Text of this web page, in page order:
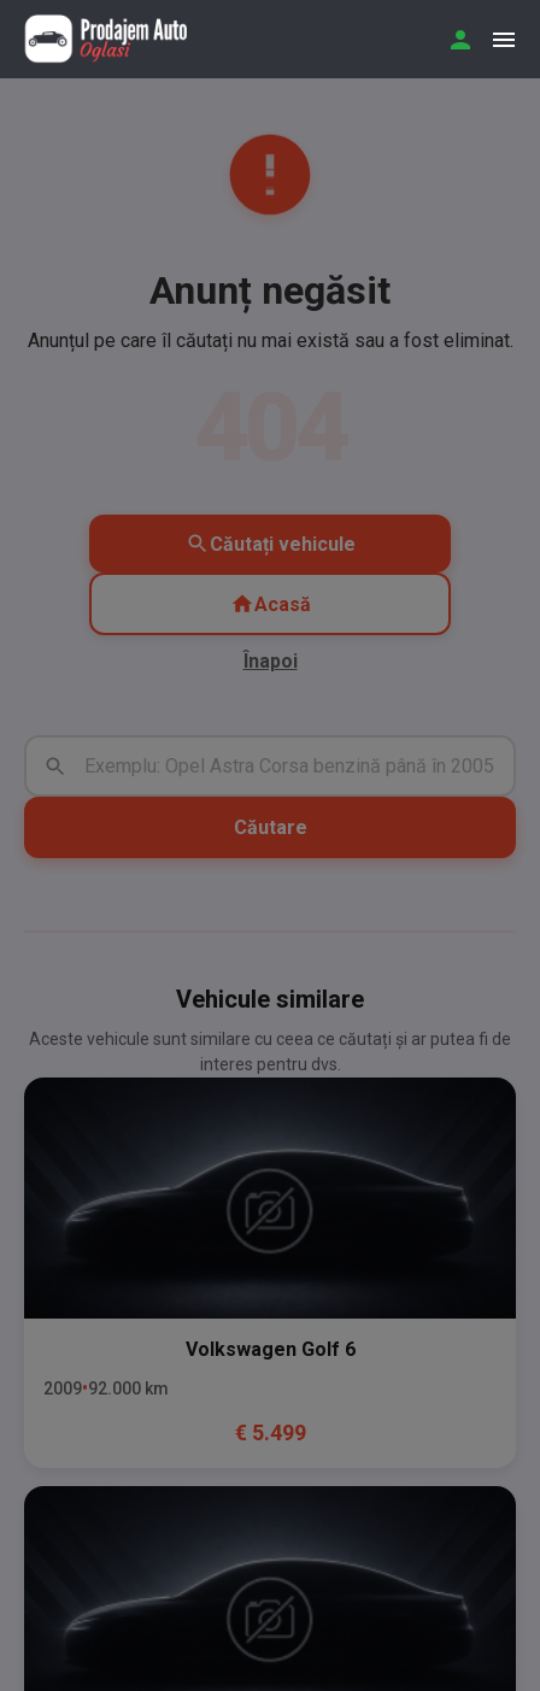
Anunț negăsit
Anunțul pe care îl căutați nu mai există sau a fost eliminat.
Căutați vehicule
Acasă
Înapoi
Căutare
Vehicule similare
Aceste vehicule sunt similare cu ceea ce căutați și ar putea fi de
interes pentru dvs.
Volkswagen Golf 6
2009 92.000 km
€ 5.499